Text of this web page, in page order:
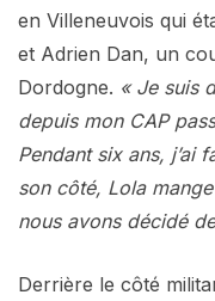
en Villeneuvois qui
et Adrien Dan, un
Dordogne. « Je suis
depuis mon CAP
Pendant six ans, j’ai
son côté, Lola
nous avons décidé
Derrière le côté